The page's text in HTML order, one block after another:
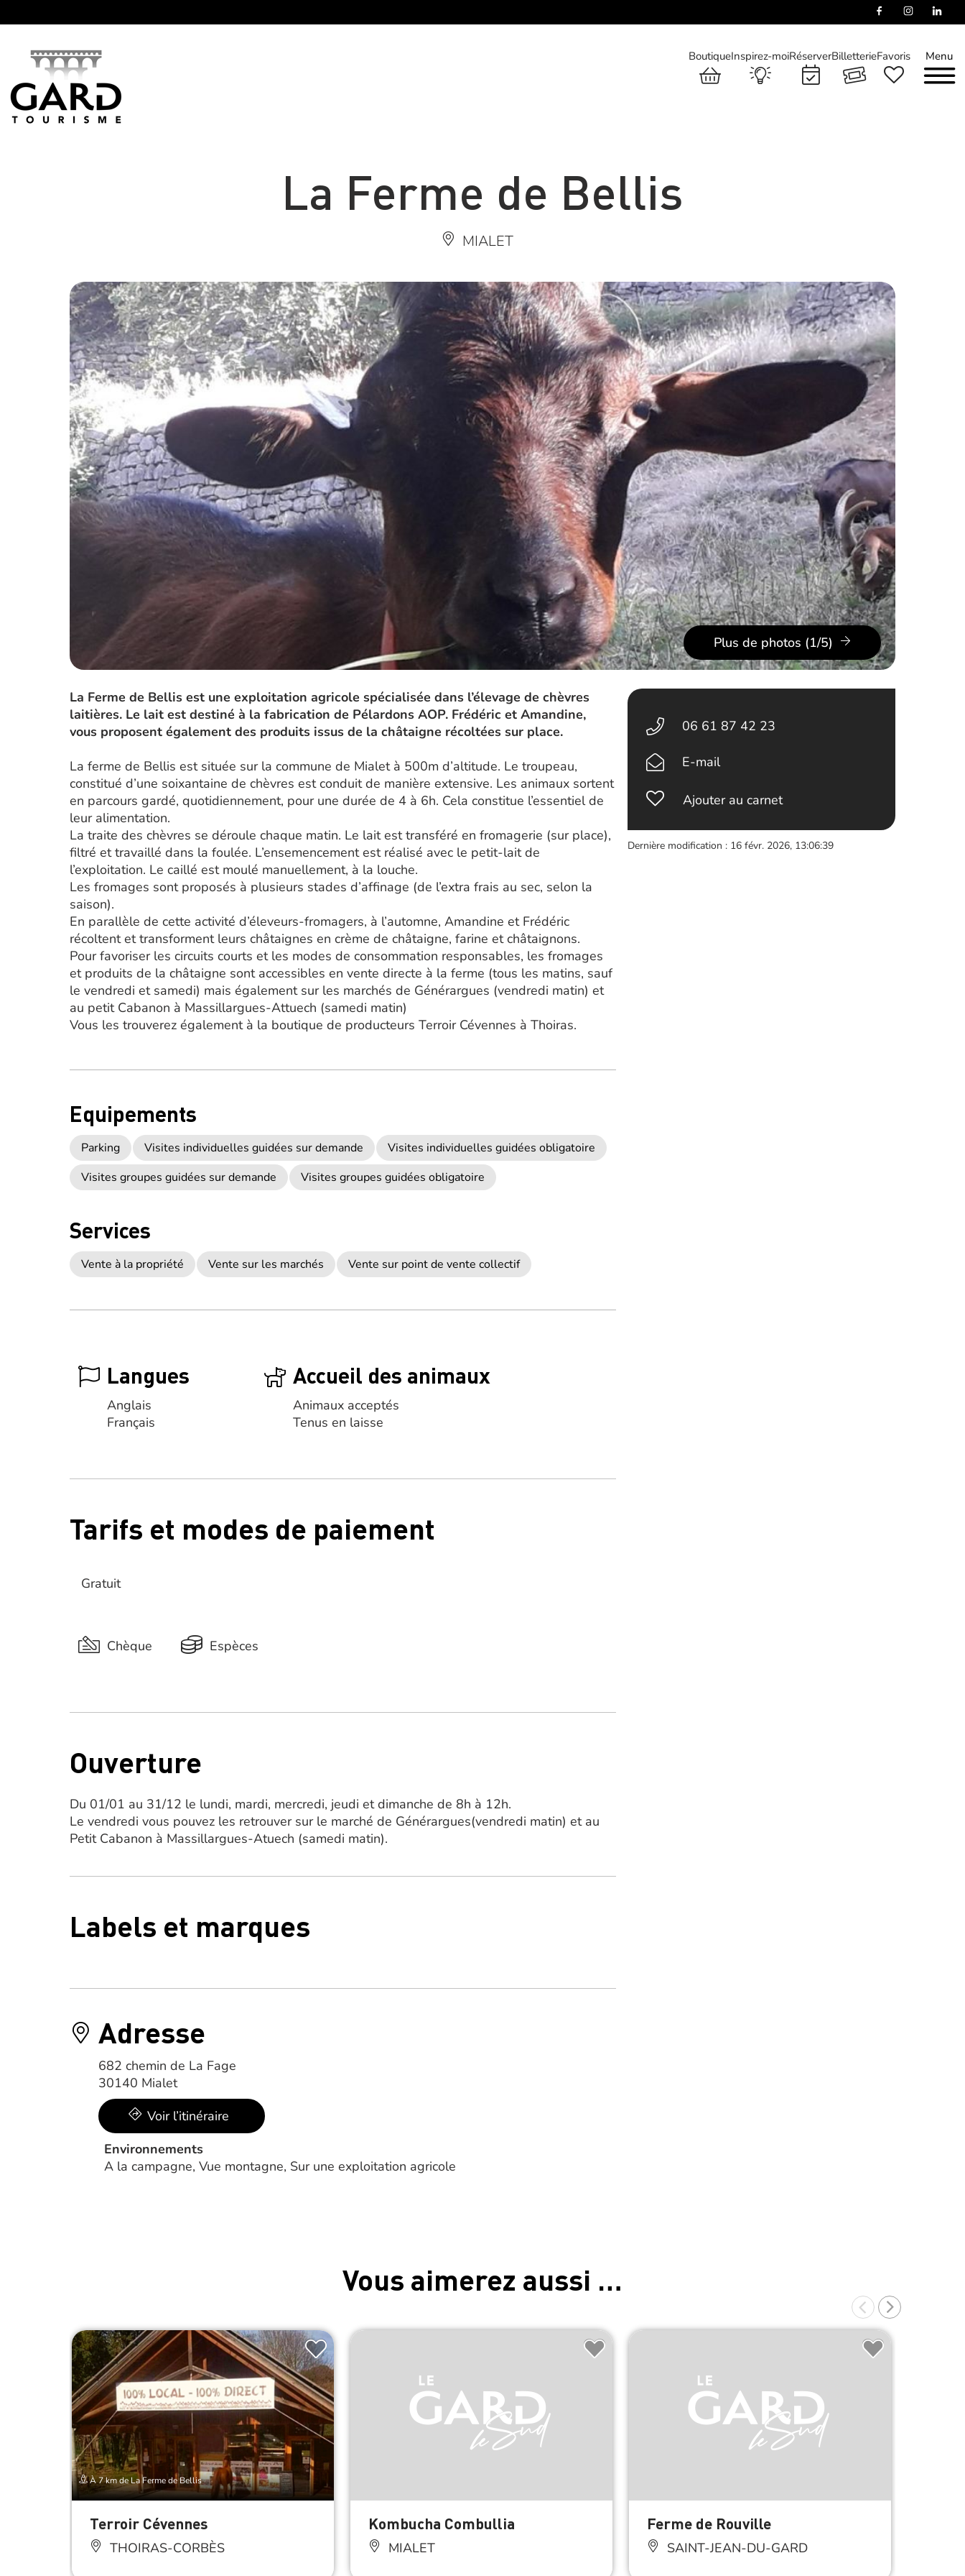
Menu
BoutiqueInspirez-moiRéserverBilletterieFavoris
La Ferme de Bellis
MIALET
Plus de photos (1/5)
La Ferme de Bellis est une exploitation agricole spécialisée dans l’élevage de chèvres
laitières. Le lait est destiné à la fabrication de Pélardons AOP. Frédéric et Amandine,
vous proposent également des produits issus de la châtaigne récoltées sur place.
La ferme de Bellis est située sur la commune de Mialet à 500m d’altitude. Le troupeau,
constitué d’une soixantaine de chèvres est conduit de manière extensive. Les animaux sortent
en parcours gardé, quotidiennement, pour une durée de 4 à 6h. Cela constitue l’essentiel de
leur alimentation.
La traite des chèvres se déroule chaque matin. Le lait est transféré en fromagerie (sur place),
filtré et travaillé dans la foulée. L’ensemencement est réalisé avec le petit-lait de
l’exploitation. Le caillé est moulé manuellement, à la louche.
Les fromages sont proposés à plusieurs stades d’affinage (de l’extra frais au sec, selon la
saison).
En parallèle de cette activité d’éleveurs-fromagers, à l’automne, Amandine et Frédéric
récoltent et transforment leurs châtaignes en crème de châtaigne, farine et châtaignons.
Pour favoriser les circuits courts et les modes de consommation responsables, les fromages
et produits de la châtaigne sont accessibles en vente directe à la ferme (tous les matins, sauf
le vendredi et samedi) mais également sur les marchés de Générargues (vendredi matin) et
au petit Cabanon à Massillargues-Attuech (samedi matin)
Vous les trouverez également à la boutique de producteurs Terroir Cévennes à Thoiras.
Equipements
Parking Visites individuelles guidées sur demande
Visites individuelles guidées obligatoire
Visites groupes guidées sur demande
Visites groupes guidées obligatoire
Services
Vente à la propriété Vente sur les marchés Vente sur point de vente collectif
Langues
Anglais
Français
Accueil des animaux
Animaux acceptés
Tenus en laisse
Tarifs et modes de paiement
Gratuit
Chèque Espèces
Ouverture
Du 01/01 au 31/12 le lundi, mardi, mercredi, jeudi et dimanche de 8h à 12h.
Le vendredi vous pouvez les retrouver sur le marché de Générargues(vendredi matin) et au
Petit Cabanon à Massillargues-Atuech (samedi matin).
Labels et marques
Adresse
682 chemin de La Fage
30140 Mialet
Voir l’itinéraire
Environnements
A la campagne, Vue montagne, Sur une exploitation agricole
06 61 87 42 23
E-mail
Ajouter au carnet
Dernière modification : 16 févr. 2026, 13:06:39
Vous aimerez aussi …
À 7 km de La Ferme de Bellis
Terroir Cévennes
THOIRAS-CORBÈS
Kombucha Combullia
MIALET
Ferme de Rouville
SAINT-JEAN-DU-GARD